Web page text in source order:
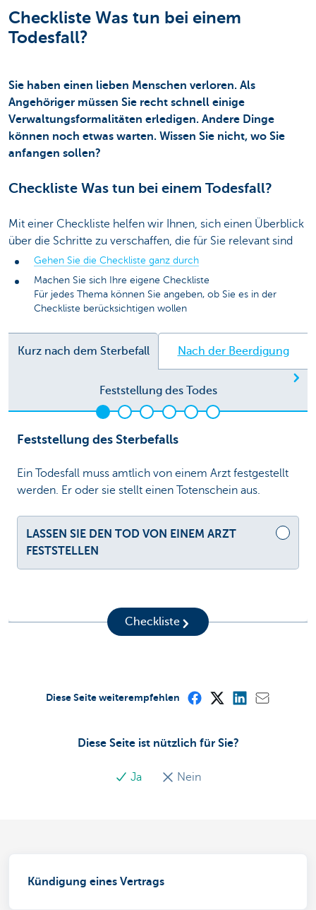
Checkliste Was tun bei einem
Todesfall?
Sie haben einen lieben Menschen verloren. Als
Angehöriger müssen Sie recht schnell einige
Verwaltungsformalitäten erledigen. Andere Dinge
können noch etwas warten. Wissen Sie nicht, wo Sie
anfangen sollen?
Checkliste Was tun bei einem Todesfall?
Mit einer Checkliste helfen wir Ihnen, sich einen Überblick
über die Schritte zu verschaffen, die für Sie relevant sind
Gehen Sie die Checkliste ganz durch
Machen Sie sich Ihre eigene Checkliste
Für jedes Thema können Sie angeben, ob Sie es in der
Checkliste berücksichtigen wollen
Kurz nach dem Sterbefall Nach der Beerdigung
Feststellung des Todes
Feststellung des Sterbefalls
Ein Todesfall muss amtlich von einem Arzt festgestellt
werden. Er oder sie stellt einen Totenschein aus.
LASSEN SIE DEN TOD VON EINEM ARZT
FESTSTELLEN
Checkliste
Diese Seite ist nützlich für Sie?
Ja Nein
Diese Seite weiterempfehlen
Kündigung eines Vertrags